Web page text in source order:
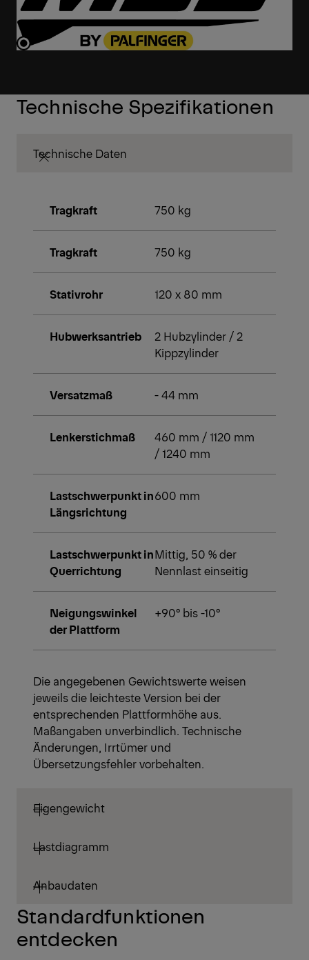
Technische Spezifikationen
Technische Daten
Tragkraft 750 kg
Tragkraft 750 kg
Stativrohr 120 x 80 mm
Hubwerksantrieb
2 Hubzylinder / 2
Kippzylinder
Versatzmaß - 44 mm
Lenkerstichmaß
460 mm / 1120 mm
/ 1240 mm
Lastschwerpunkt in
Längsrichtung
600 mm
Lastschwerpunkt in
Querrichtung
Mittig, 50 % der
Nennlast einseitig
Neigungswinkel
der Plattform
+90° bis -10°
Die angegebenen Gewichtswerte weisen
jeweils die leichteste Version bei der
entsprechenden Plattformhöhe aus.
Maßangaben unverbindlich. Technische
Änderungen, Irrtümer und
Übersetzungsfehler vorbehalten.
Eigengewicht
Lastdiagramm
Anbaudaten
Standardfunktionen
entdecken